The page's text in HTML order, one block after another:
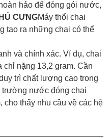
hảo để đóng gói nước,
CƯNGMáy thổi chai
tạo ra những chai có thể
và chính xác. Ví dụ, chai
nặng 13,2 gram. Cần
trì chất lượng cao trong
trường nước đóng chai
cho thấy nhu cầu về các hệ